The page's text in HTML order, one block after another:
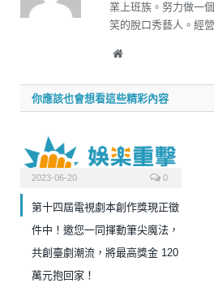
業上班族。努力做一
笑的脫口秀藝人。經
Website
你應該也會想看這些精彩內容
2023-06-20 0
第十四屆電視劇本創作獎現正徵
件中！邀您一同揮動筆尖魔法，
共創臺劇潮流，將最高獎金 120
萬元抱回家！